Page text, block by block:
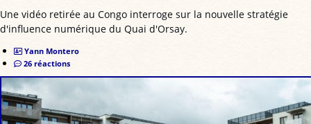
Une vidéo retirée au Congo interroge sur la nouvelle stratégie
d'influence numérique du Quai d'Orsay.
Yann Montero
26 réactions